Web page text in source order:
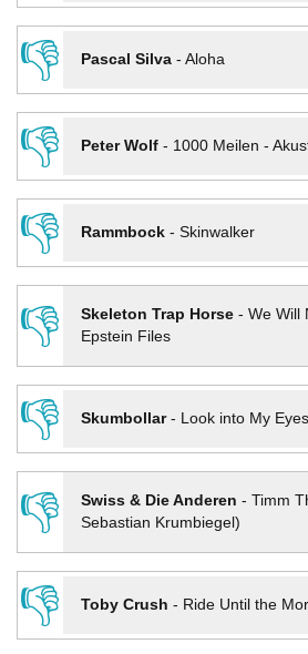
👎
Pascal Silva- Aloha
👎
Peter Wolf- 1000 Meilen -
👎
Rammbock- Skinwalker
👎
Skeleton Trap Horse- We Will
Epstein Files
👎
Skumbollar- Look into My Eyes
👎
Swiss & Die Anderen - Timm
Sebastian Krumbiegel)
👎
Toby Crush - Ride Until the